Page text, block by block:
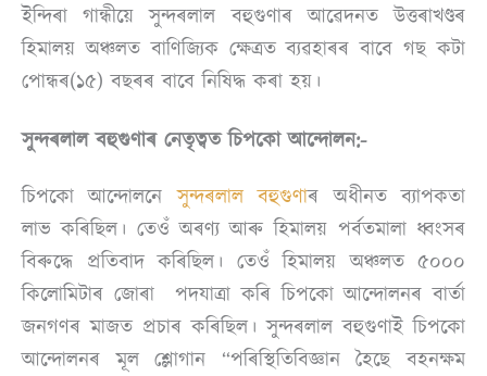
ইন্দিৰা গান্ধীয়ে সুন্দৰলাল বহুগুণাৰ আৱেদনত উত্তৰাখণ্ডৰ
হিমালয় অঞ্চলত বাণিজ্যিক ক্ষেত্ৰত ব্যৱহাৰৰ বাবে গছ কটা
পোন্ধৰ(১৫) বছৰৰ বাবে নিষিদ্ধ কৰা হয়।
সুন্দৰলাল বহুগুণাৰ নেতৃত্বত চিপকো আন্দোলন:-
চিপকো আন্দোলনেসুন্দৰলাল বহুগুণাৰ অধীনত ব্যাপকতা
লাভ কৰিছিল। তেওঁ অৰণ্য আৰু হিমালয় পৰ্বতমালা ধ্বংসৰ
বিৰুদ্ধে প্ৰতিবাদ কৰিছিল। তেওঁ হিমালয় অঞ্চলত ৫০০০
কিলোমিটাৰ জোৰা পদযাত্ৰা কৰি চিপকো আন্দোলনৰ বাৰ্তা
জনগণৰ মাজত প্ৰচাৰ কৰিছিল। সুন্দৰলাল বহুগুণাই চিপকো
আন্দোলনৰ মূল শ্লোগান “পৰিস্থিতিবিজ্ঞান হৈছে বহনক্ষম